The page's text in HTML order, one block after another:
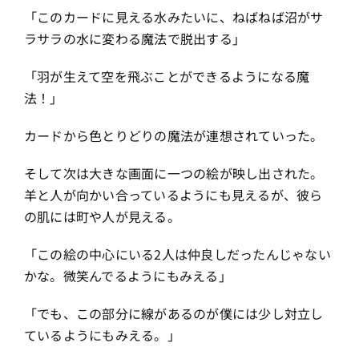
「このカードに見える水みたいに、ねばねば沼がサ
ラサラの水に変わる魔法で脱出する」
「羽が生えて空を飛ぶことができるようになる魔
法！」
カードから色とりどりの魔法が連想されていった。
そして次は大きな画面に一つの絵が映し出された。
羊と人が向かい合っているようにも見えるが、彼ら
の肌には町や人が見える。
「この絵の中心にいる2人は仲良しだったんじゃない
かな。微笑んでるようにもみえる」
「でも、この部分に線があるのが僕には少し対立し
ているようにもみえる。」